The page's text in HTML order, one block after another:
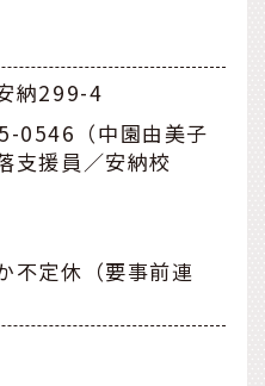
納299-4
0546（中園由美子
支援員／安納校
不定休（要事前連